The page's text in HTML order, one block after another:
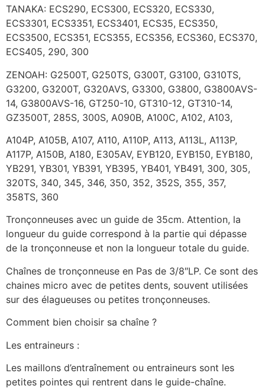
TANAKA: ECS290, ECS300, ECS320, ECS330,
ECS3301, ECS3351, ECS3401, ECS35, ECS350,
ECS3500, ECS351, ECS355, ECS356, ECS360, ECS370,
ECS405, 290, 300
ZENOAH: G2500T, G250TS, G300T, G3100, G310TS,
G3200, G3200T, G320AVS, G3300, G3800, G3800AVS-
14, G3800AVS-16, GT250-10, GT310-12, GT310-14,
GZ3500T, 285S, 300S, A090B, A100C, A102, A103,
A104P, A105B, A107, A110, A110P, A113, A113L, A113P,
A117P, A150B, A180, E305AV, EYB120, EYB150, EYB180,
YB291, YB301, YB391, YB395, YB401, YB491, 300, 305,
320TS, 340, 345, 346, 350, 352, 352S, 355, 357,
358TS, 360
Tronçonneuses avec un guide de 35cm. Attention, la
longueur du guide correspond à la partie qui dépasse
de la tronçonneuse et non la longueur totale du guide.
Chaînes de tronçonneuse en Pas de 3/8″LP. Ce sont des
chaines micro avec de petites dents, souvent utilisées
sur des élagueuses ou petites tronçonneuses.
Comment bien choisir sa chaîne ?
Les entraineurs :
Les maillons d’entraînement ou entraineurs sont les
petites pointes qui rentrent dans le guide-chaîne.